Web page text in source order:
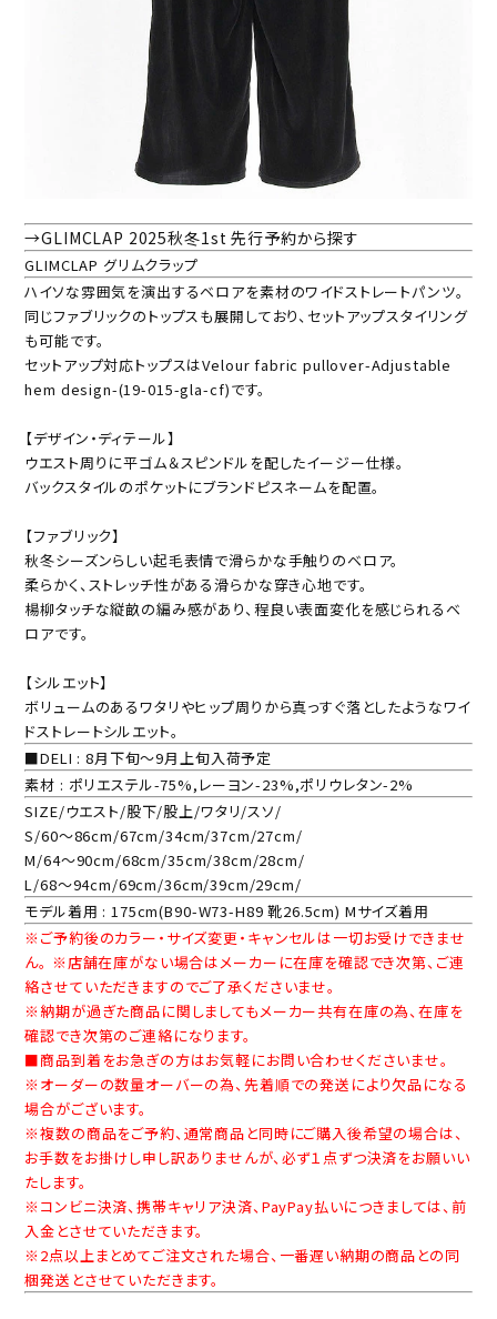
→GLIMCLAP 2025秋冬1st 先行予約から探す
GLIMCLAP グリムクラップ
ハイソな雰囲気を演出するベロアを素材のワイドストレートパンツ。
同じファブリックのトップスも展開しており、セットアップスタイリング
も可能です。
セットアップ対応トップスはVelour fabric pullover-Adjustable
hem design-(19-015-gla-cf)です。
【デザイン・ディテール】
ウエスト周りに平ゴム＆スピンドルを配したイージー仕様。
バックスタイルのポケットにブランドピスネームを配置。
【ファブリック】
秋冬シーズンらしい起毛表情で滑らかな手触りのベロア。
柔らかく、ストレッチ性がある滑らかな穿き心地です。
楊柳タッチな縦畝の編み感があり、程良い表面変化を感じられるベ
ロアです。
【シルエット】
ボリュームのあるワタリやヒップ周りから真っすぐ落としたようなワイ
ドストレートシルエット。
■DELI : 8月下旬～9月上旬入荷予定
素材 : ポリエステル-75%,レーヨン-23%,ポリウレタン-2%
SIZE/ウエスト/股下/股上/ワタリ/スソ/
S/60～86cm/67cm/34cm/37cm/27cm/
M/64～90cm/68cm/35cm/38cm/28cm/
L/68～94cm/69cm/36cm/39cm/29cm/
モデル着用 : 175cm(B90-W73-H89 靴26.5cm) Mサイズ着用
※ご予約後のカラー・サイズ変更・キャンセルは一切お受けできませ
ん。 ※店舗在庫がない場合はメーカーに在庫を確認でき次第、ご連
絡させていただきますのでご了承くださいませ。
※納期が過ぎた商品に関しましてもメーカー共有在庫の為、在庫を
確認でき次第のご連絡になります。
■商品到着をお急ぎの方はお気軽にお問い合わせくださいませ。
※オーダーの数量オーバーの為、先着順での発送により欠品になる
場合がございます。
※複数の商品をご予約、通常商品と同時にご購入後希望の場合は、
お手数をお掛けし申し訳ありませんが、必ず１点ずつ決済をお願いい
たします。
※コンビニ決済、携帯キャリア決済、PayPay払いにつきましては、前
入金とさせていただきます。
※2点以上まとめてご注文された場合、一番遅い納期の商品との同
梱発送とさせていただきます。